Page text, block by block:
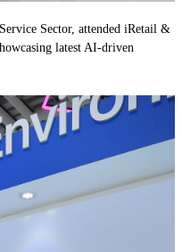
Sector, attended iRetail &
latest AI-driven